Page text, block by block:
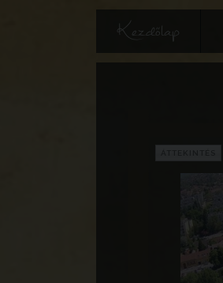
Kezdőlap